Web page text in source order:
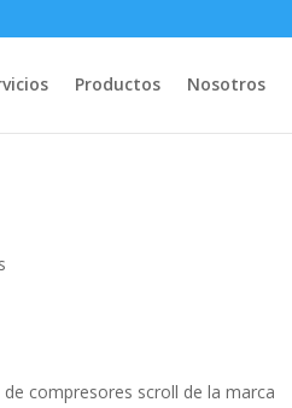
Productos Nosotros
compresores scroll de la marca